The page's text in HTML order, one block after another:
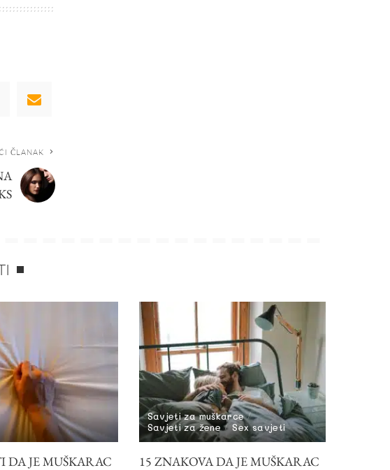
ČLANAK
DA JE MUŠKARAC
Savjeti za muškarce
Savjeti za žene
Sex savjeti
15 ZNAKOVA DA JE MUŠKARAC